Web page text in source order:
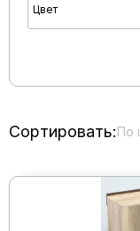
Цвет
Сортировать:По